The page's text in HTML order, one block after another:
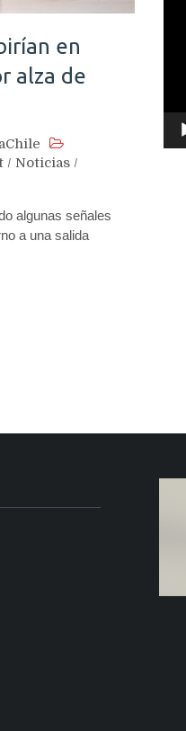
en
alza de
/ Noticias /
algunas señales
a una salida